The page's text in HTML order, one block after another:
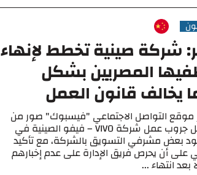
شركة صينية تخطط لإنهاء
المصريين بشكل
يخالف قانون العمل
التواصل الاجتماعي "فيسبوك" صور من
رسائل متداولة داخل جروب عمل شركة VIVO – فيفو الصينية في
بعض مشرفي التسويق بالشركة، مع تأكيد
على أن يحرص فريق الإدارة على عدم إخبارهم
بعد انتهاء ...